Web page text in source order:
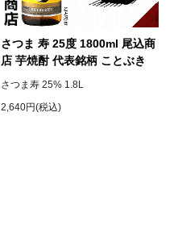
さつま 寿 25度 1800ml 尾込商
店 芋焼酎 代表銘柄 ことぶき
さつま寿 25% 1.8L
2,640円(税込)